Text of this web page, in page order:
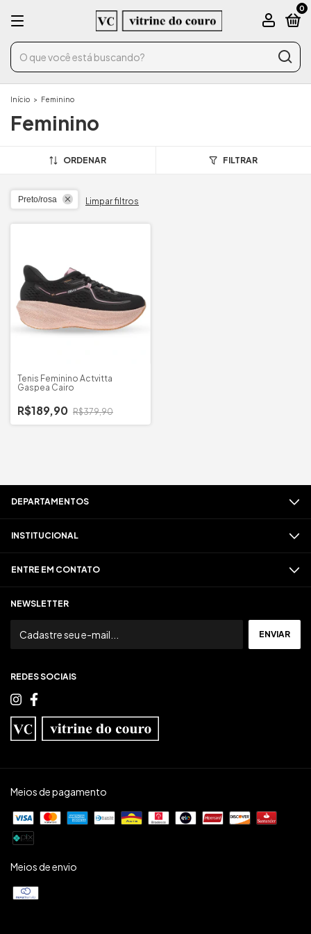
0
Início > Feminino
Feminino
ORDENAR FILTRAR
Preto/rosa Limpar filtros
Tenis Feminino Actvitta
Gaspea Cairo
R$189,90 R$379,90
DEPARTAMENTOS
INSTITUCIONAL
ENTRE EM CONTATO
NEWSLETTER
REDES SOCIAIS
Meios de pagamento
Meios de envio